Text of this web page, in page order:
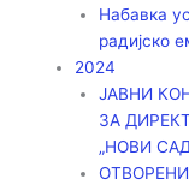
Набавка
радијско
2024
ЈАВНИ
ЗА
„НОВИ